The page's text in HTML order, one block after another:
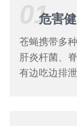
01
危害
苍蝇携带多
肝炎杆菌、
有边吃边排